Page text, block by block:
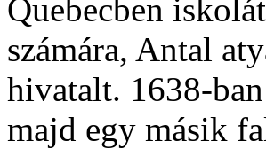
Quebecben
számára, Antal
hivatalt. 1638-
majd egy másik